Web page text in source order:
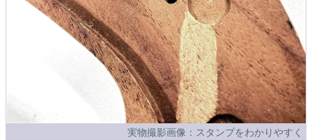
実物撮影画像：スタンプをわかりやすく